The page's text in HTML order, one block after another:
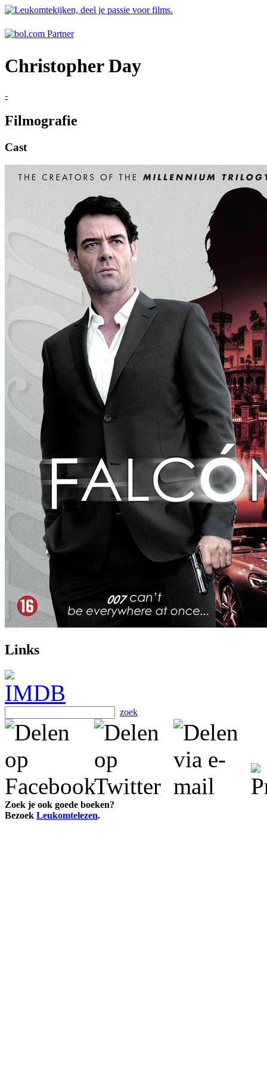
Christopher Day
-
Filmografie
Cast
Links
zoek
Zoek je ook goede boeken?
Bezoek Leukomtelezen.